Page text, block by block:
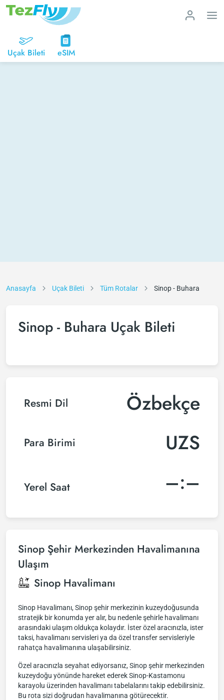
Uçak Bileti eSIM
Anasayfa Uçak Bileti Tüm Rotalar Sinop - Buhara
Sinop - Buhara Uçak Bileti
Resmi Dil Özbekçe
Para Birimi UZS
Yerel Saat –:–
Sinop Şehir Merkezinden Havalimanına
Ulaşım
Sinop Havalimanı
Sinop Havalimanı, Sinop şehir merkezinin kuzeydoğusunda
stratejik bir konumda yer alır, bu nedenle şehirle havalimanı
arasındaki ulaşım oldukça kolaydır. İster özel aracınızla, ister
taksi, havalimanı servisleri ya da özel transfer servisleriyle
rahatça havalimanına ulaşabilirsiniz.
Özel aracınızla seyahat ediyorsanız, Sinop şehir merkezinden
kuzeydoğu yönünde hareket ederek Sinop-Kastamonu
karayolu üzerinden havalimanı tabelalarını takip edebilirsiniz.
Bu rota sizi doğrudan havalimanına götürecektir.